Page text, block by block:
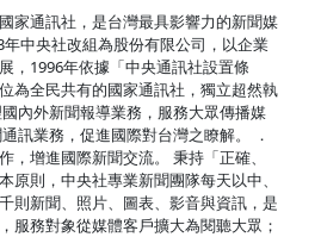
家通訊社，是台灣最具影響力的新聞媒
中央社改組為股份有限公司，以企業
，1996年依據「中央通訊社設置條
為全民共有的國家通訊社，獨立超然執
內外新聞報導業務，服務大眾傳播媒
訊業務，促進國際對台灣之瞭解。 ．
，增進國際新聞交流。 秉持「正確、
原則，中央社專業新聞團隊每天以中、
則新聞、照片、圖表、影音與資訊，是
服務對象從媒體客戶擴大為閱聽大眾；